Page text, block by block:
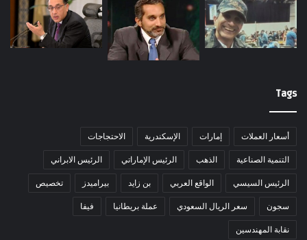
Tags
أسعار العملات إمارات الإسكندرية الاحتجاجات
التنمية الصناعية الذهب الرئيس الإماراتي الرئيس الابراني
الرئيس السيسي الواقع العربي بن زايد بيراميدز تخصيص
سجون سعر الريال السعودي عملة بريطانيا فيفا
نقابة المهندسين